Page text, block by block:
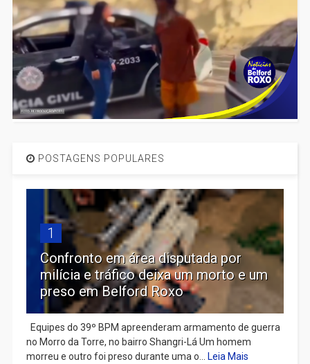
POSTAGENS POPULARES
1
Confronto em área disputada por
milícia e tráfico deixa um morto e um
preso em Belford Roxo
Equipes do 39º BPM apreenderam armamento de guerra
no Morro da Torre, no bairro Shangri-Lá Um homem
morreu e outro foi preso durante uma o...
Leia Mais